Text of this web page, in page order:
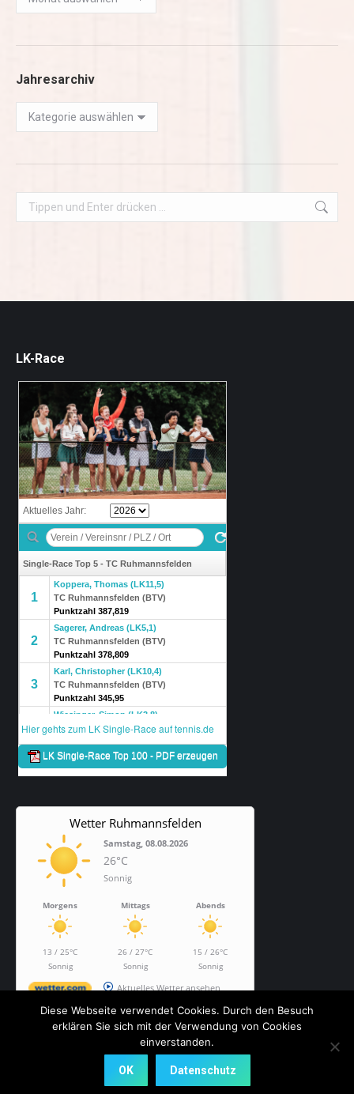
Jahresarchiv
Jahresarchiv
Search:
LK-Race
Wetter Ruhmannsfelden
Samstag, 08.08.2026
26°C
Sonnig
Morgens
13 / 25°C
Sonnig
Mittags
26 / 27°C
Sonnig
Abends
15 / 26°C
Sonnig
Aktuelles Wetter ansehen
Dream-Theme — truly
premium WordPress themes
Bottom Menu
Diese Webseite verwendet Cookies. Durch den Besuch
erklären Sie sich mit der Verwendung von Cookies
einverstanden.
OK Datenschutz